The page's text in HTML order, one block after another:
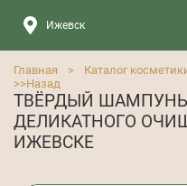
Ижевск
Главная > Каталог
>>Назад
ТВЁРДЫЙ ШАМПУНЬ
ДЕЛИКАТНОГО
ИЖЕВСКЕ